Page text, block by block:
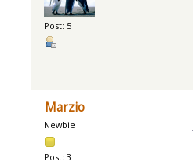
Post: 5
Marzio
Newbie
Post: 3